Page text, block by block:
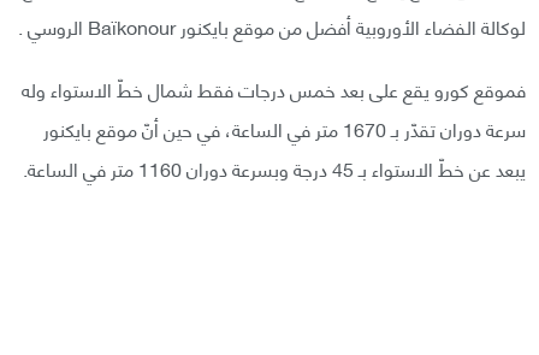
لوكالة الفضاء الأوروبية أفضل من موقع بايكنور Baïkonour الروسي .
فموقع كورو يقع على بعد خمس درجات فقط شمال خطّ الاستواء وله
سرعة دوران تقدّر بـ 1670 متر في الساعة، في حين أنّ موقع بايكنور
يبعد عن خطّ الاستواء بـ 45 درجة وبسرعة دوران 1160 متر في الساعة.